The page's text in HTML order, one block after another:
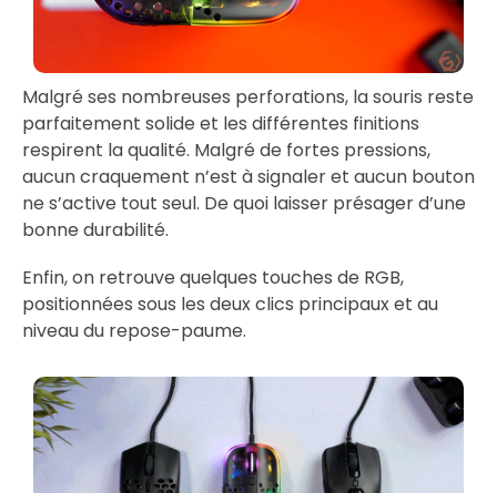
Malgré ses nombreuses perforations, la souris reste
parfaitement solide et les différentes finitions
respirent la qualité. Malgré de fortes pressions,
aucun craquement n’est à signaler et aucun bouton
ne s’active tout seul. De quoi laisser présager d’une
bonne durabilité.
Enfin, on retrouve quelques touches de RGB,
positionnées sous les deux clics principaux et au
niveau du repose-paume.